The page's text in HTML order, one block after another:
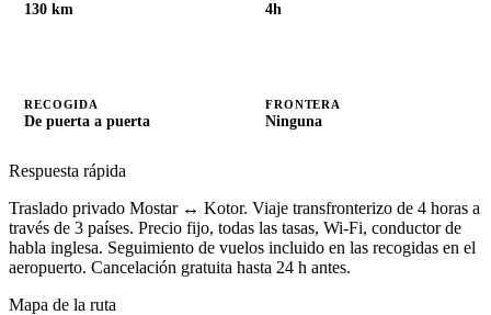
130 km 4h
RECOGIDA
De puerta a puerta
FRONTERA
Ninguna
Respuesta rápida
Traslado privado Mostar ↔ Kotor. Viaje transfronterizo de 4 horas a
través de 3 países. Precio fijo, todas las tasas, Wi-Fi, conductor de
habla inglesa. Seguimiento de vuelos incluido en las recogidas en el
aeropuerto. Cancelación gratuita hasta 24 h antes.
Mapa de la ruta